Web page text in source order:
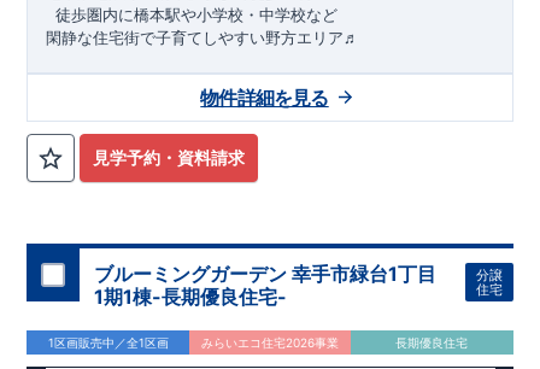
​ ​徒歩圏内に橋本駅や小学校・中学校など
閑静な住宅街で子育てしやすい野方エリア♬
1号棟：3LDK＋ロフト＋カースペース2台
問合せください。
東栄セーフティダンパー
標準装備
・キッチンには便利な床下収納
・リビングには全体が見渡せる対面キッチン
・お風呂場には
浴室暖房換気乾燥機完備
24時間換気で快適な住まい環境
周辺環境
【教育施設】
見学予約・資料請求
物件詳細を見る
ブルーミングガーデン 幸手市緑台1丁目
1期1棟-長期優良住宅-
分譲
住宅
1区画販売中／全1区画 みらいエコ住宅2026事業 長期優良住宅